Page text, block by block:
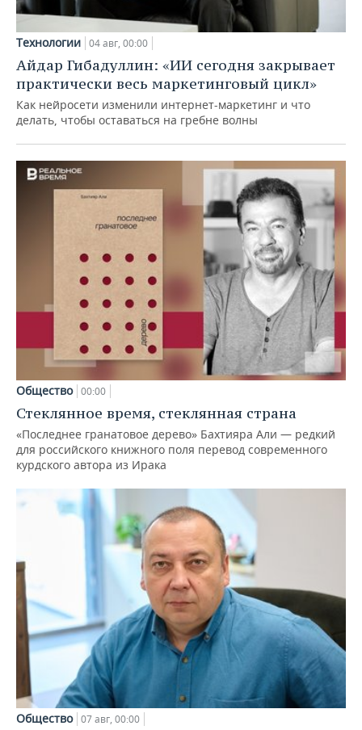
Технологии 04 авг, 00:00
Айдар Гибадуллин: «ИИ сегодня закрывает
практически весь маркетинговый цикл»
Как нейросети изменили интернет-маркетинг и что
делать, чтобы оставаться на гребне волны
Общество 00:00
Стеклянное время, стеклянная страна
«Последнее гранатовое дерево» Бахтияра Али — редкий
для российского книжного поля перевод современного
курдского автора из Ирака
Общество 07 авг, 00:00